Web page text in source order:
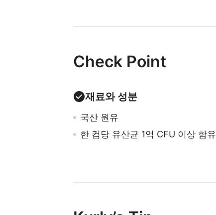
Check Point
재료와 성분
국산 원유
한 컵당 유산균 1억 CFU 이상 함유